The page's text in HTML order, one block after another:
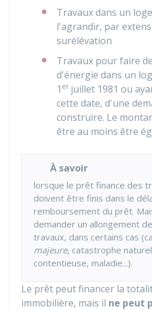
Travaux dans un
l'agrandir, par
surélévation
Travaux pour faire
d'énergie dans un
1 er juillet 1981 ou
cette date, d'une
construire. Le
être au moins être
À savoir
lorsque le prêt finance des
doivent être finis dans le
remboursement du prêt.
demander un allongement
travaux, dans certains cas
majeure, catastrophe
contentieuse, maladie...).
Le prêt peut financer la
immobilière, mais il ne peut